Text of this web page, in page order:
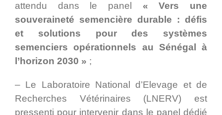
attendu dans le panel « Vers une
souveraineté semencière durable : défis
et solutions pour des systèmes
semenciers opérationnels au Sénégal à
l’horizon 2030 » ;
– Le Laboratoire National d’Elevage et de
Recherches Vétérinaires (LNERV) est
pressenti pour intervenir dans le panel dédié